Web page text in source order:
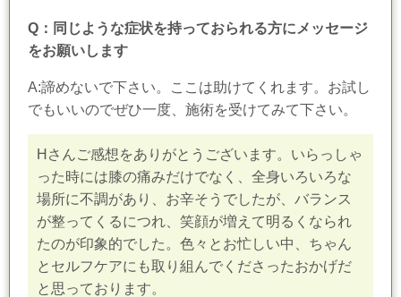
Q：同じような症状を持っておられる方にメッセージ
をお願いします
A:諦めないで下さい。ここは助けてくれます。お試し
でもいいのでぜひ一度、施術を受けてみて下さい。
Hさんご感想をありがとうございます。いらっしゃ
った時には膝の痛みだけでなく、全身いろいろな
場所に不調があり、お辛そうでしたが、バランス
が整ってくるにつれ、笑顔が増えて明るくなられ
たのが印象的でした。色々とお忙しい中、ちゃん
とセルフケアにも取り組んでくださったおかげだ
と思っております。